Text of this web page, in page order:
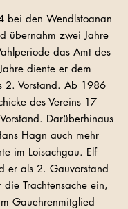
bei den Wendlstoanan
übernahm zwei Jahre
das Amt des
diente er dem
2. Vorstand. Ab 1986
des Vereins 17
Darüberhinaus
Hagn auch mehr
im Loisachgau. Elf
er als 2. Gauvorstand
die Trachtensache ein,
Gauehrenmitglied